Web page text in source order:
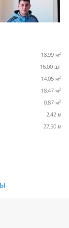
18,99 м2
16,00 шт
14,05 м2
18,47 м2
0,87 м2
2,42 м
27,50 м